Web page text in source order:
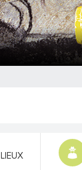
LIEUX